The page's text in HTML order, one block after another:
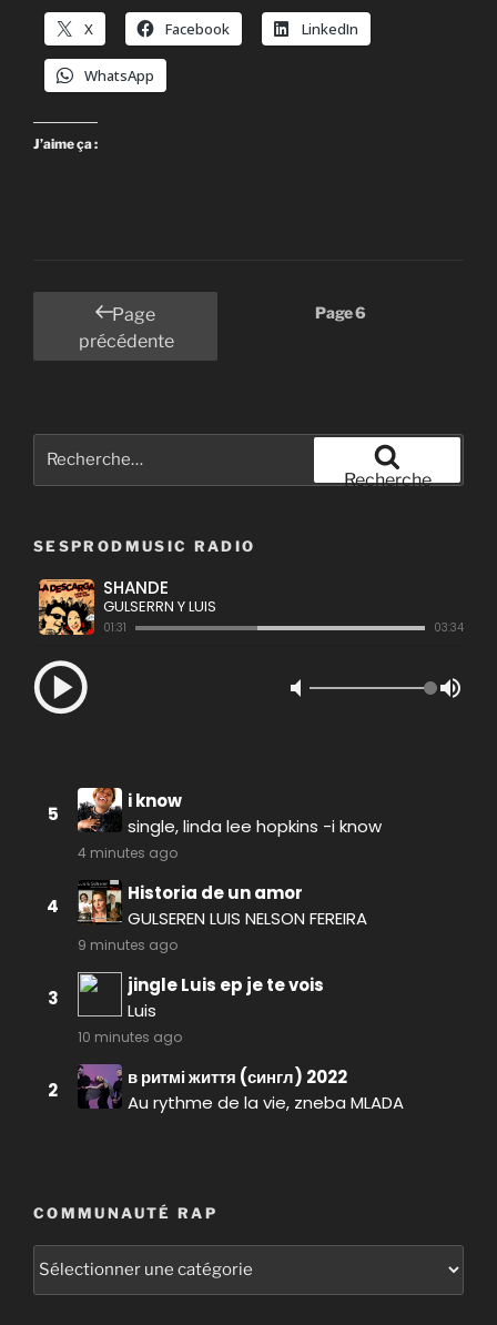
X Facebook LinkedIn
WhatsApp
J’aime ça :
Pagination
publications
Page
précédente
Page6
Recherche
SESPRODMUSIC RADIO
COMMUNAUTÉ RAP
Communauté